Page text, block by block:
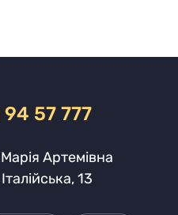
57 777
Артемівна
13